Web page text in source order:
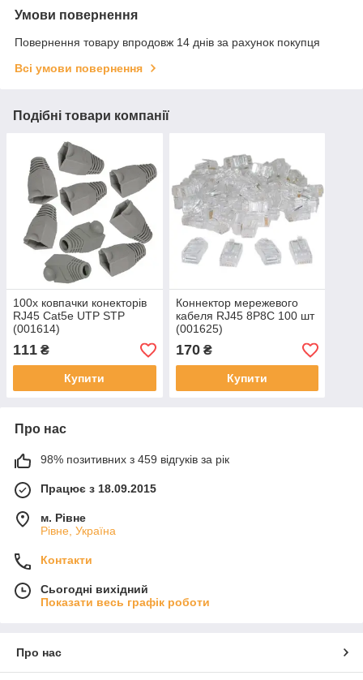
Умови повернення
Повернення товару впродовж 14 днів за рахунок покупця
Всі умови повернення
Подібні товари компанії
100x ковпачки конекторів
RJ45 Cat5e UTP STP
(001614)
111 ₴
Купити
Коннектор мережевого
кабеля RJ45 8P8C 100 шт
(001625)
170₴
Купити
Про нас
98% позитивних з 459 відгуків за рік
Працює з 18.09.2015
м. Рівне
Рівне, Україна
Контакти
Сьогодні вихідний
Показати весь графік роботи
Про нас